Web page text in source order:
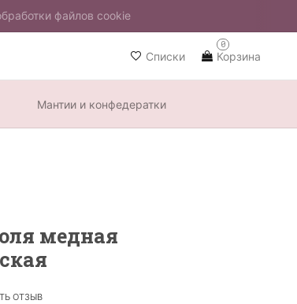
файлов cookie
Списки Корзина
0
Мантии и конфедератки
медная
ОТЗЫВ